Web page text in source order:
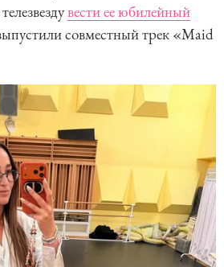
вести ее юбилейный
совместный трек «Maid